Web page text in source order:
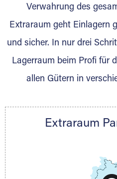
Marktgerechte Preise
Digitale
Gewinnung von
Nachricht.
Telefon:+49 6145 5442
DMG Aktiengesellschaft
Verwahrung des
Extraraum geht Einlagern
und sicher. In nur drei
Lagerraum beim Profi für
allen Gütern in
Extraraum